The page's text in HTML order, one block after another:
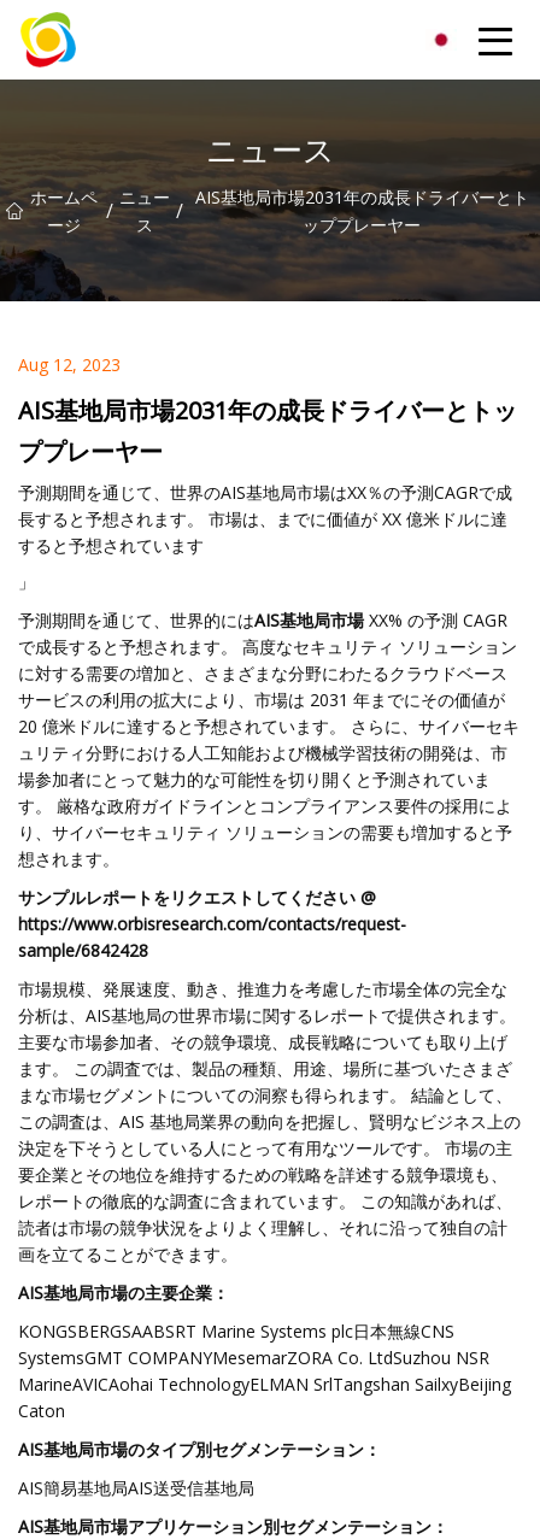
ニュース
ホームペ
ージ
/ ニュー
ス
/ AIS基地局市場2031年の成長ドライバーとト
ッププレーヤー
Aug 12, 2023
AIS基地局市場2031年の成長ドライバーとトッ
ププレーヤー
予測期間を通じて、世界のAIS基地局市場はXX％の予測CAGRで成
長すると予想されます。 市場は、までに価値が XX 億米ドルに達
すると予想されています
」
予測期間を通じて、世界的にはAIS基地局市場XX% の予測 CAGR
で成長すると予想されます。 高度なセキュリティ ソリューション
に対する需要の増加と、さまざまな分野にわたるクラウドベース
サービスの利用の拡大により、市場は 2031 年までにその価値が
20 億米ドルに達すると予想されています。 さらに、サイバーセキ
ュリティ分野における人工知能および機械学習技術の開発は、市
場参加者にとって魅力的な可能性を切り開くと予測されていま
す。 厳格な政府ガイドラインとコンプライアンス要件の採用によ
り、サイバーセキュリティ ソリューションの需要も増加すると予
想されます。
サンプルレポートをリクエストしてください @
https://www.orbisresearch.com/contacts/request-
sample/6842428
市場規模、発展速度、動き、推進力を考慮した市場全体の完全な
分析は、AIS基地局の世界市場に関するレポートで提供されます。
主要な市場参加者、その競争環境、成長戦略についても取り上げ
ます。 この調査では、製品の種類、用途、場所に基づいたさまざ
まな市場セグメントについての洞察も得られます。 結論として、
この調査は、AIS 基地局業界の動向を把握し、賢明なビジネス上の
決定を下そうとしている人にとって有用なツールです。 市場の主
要企業とその地位を維持するための戦略を詳述する競争環境も、
レポートの徹底的な調査に含まれています。 この知識があれば、
読者は市場の競争状況をよりよく理解し、それに沿って独自の計
画を立てることができます。
AIS基地局市場の主要企業：
KONGSBERGSAABSRT Marine Systems plc日本無線CNS
SystemsGMT COMPANYMesemarZORA Co. LtdSuzhou NSR
MarineAVICAohai TechnologyELMAN SrlTangshan SailxyBeijing
Caton
AIS基地局市場のタイプ別セグメンテーション：
AIS簡易基地局AIS送受信基地局
AIS基地局市場アプリケーション別セグメンテーション：